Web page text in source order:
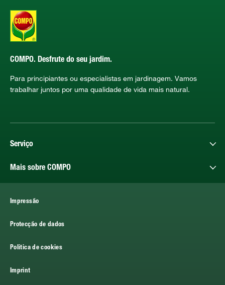
COMPO. Desfrute do seu jardim.
Para principiantes ou especialistas em jardinagem. Vamos
trabalhar juntos por uma qualidade de vida mais natural.
Serviço
Mais sobre COMPO
Impressão
Protecção de dados
Politica de cookies
Imprint